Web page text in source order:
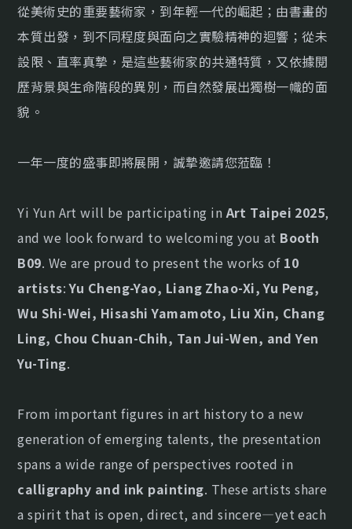
從美術史的重要藝術家，到年輕一代的崛起；由書畫的
本質出發，到不同程度與面向之實驗精神的迴響；從未
設限、直率真摯，是這些藝術家的共通特質，又依據閱
歷背景與生命階段的異別，而自然發展出獨樹一幟的面
貌。
一年一度的盛事即將展開，誠摯邀請您蒞臨！
Yi Yun Art will be participating inArt Taipei 2025,
and we look forward to welcoming you at Booth
B09. We are proud to present the works of 10
artists:Yu Cheng-Yao, Liang Zhao-Xi, Yu Peng,
Wu Shi-Wei, Hisashi Yamamoto, Liu Xin, Chang
Ling, Chou Chuan-Chih, Tan Jui-Wen, and Yen
Yu-Ting.
From important figures in art history to a new
generation of emerging talents, the presentation
spans a wide range of perspectives rooted in
calligraphy and ink painting. These artists share
a spirit that is open, direct, and sincere—yet each